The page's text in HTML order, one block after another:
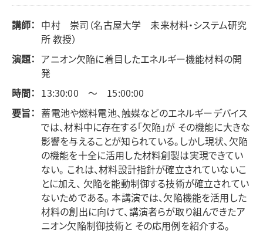
講師： 中村 崇司（名古屋大学 未来材料・システム研究
所 教授）
演題： アニオン欠陥に着目したエネルギー機能材料の開
発
時間： 13:30:00 ～ 15:00:00
要旨： 蓄電池や燃料電池、触媒などのエネルギーデバイス
では、材料中に存在する「欠陥」が その機能に大きな
影響を与えることが知られている。しかし現状、欠陥
の機能を十全に活用した材料創製は実現できてい
ない。 これは、材料設計指針が確立されていないこ
とに加え、 欠陥を能動制御する技術が確立されてい
ないためである。 本講演では、欠陥機能を活用した
材料の創出に向けて、講演者らが取り組んできたア
ニオン欠陥制御技術と その応用例を紹介する。